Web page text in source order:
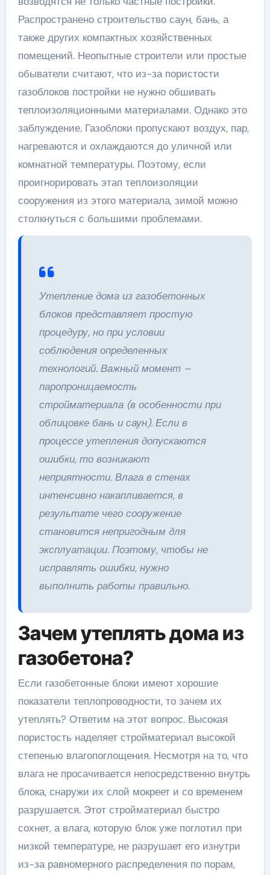
Распространено строительство саун, бань, а
также других компактных хозяйственных
помещений. Неопытные строители или простые
обыватели считают, что из-за пористости
газоблоков постройки не нужно обшивать
теплоизоляционными материалами. Однако это
заблуждение. Газоблоки пропускают воздух, пар,
нагреваются и охлаждаются до уличной или
комнатной температуры. Поэтому, если
проигнорировать этап теплоизоляции
сооружения из этого материала, зимой можно
столкнуться с большими проблемами.
Утепление дома из газобетонных
блоков представляет простую
процедуру, но при условии
соблюдения определенных
технологий. Важный момент –
паропроницаемость
стройматериала (в особенности при
облицовке бань и саун). Если в
процессе утепления допускаются
ошибки, то возникают
неприятности. Влага в стенах
интенсивно накапливается, в
результате чего сооружение
становится непригодным для
эксплуатации. Поэтому, чтобы не
исправлять ошибки, нужно
выполнить работы правильно.
Зачем утеплять дома из
газобетона?
Если газобетонные блоки имеют хорошие
показатели теплопроводности, то зачем их
утеплять? Ответим на этот вопрос. Высокая
пористость наделяет стройматериал высокой
степенью влагопоглощения. Несмотря на то, что
влага не просачивается непосредственно внутрь
блока, снаружи их слой мокреет и со временем
разрушается. Этот стройматериал быстро
сохнет, а влага, которую блок уже поглотил при
низкой температуре, не разрушает его изнутри
из-за равномерного распределения по порам,